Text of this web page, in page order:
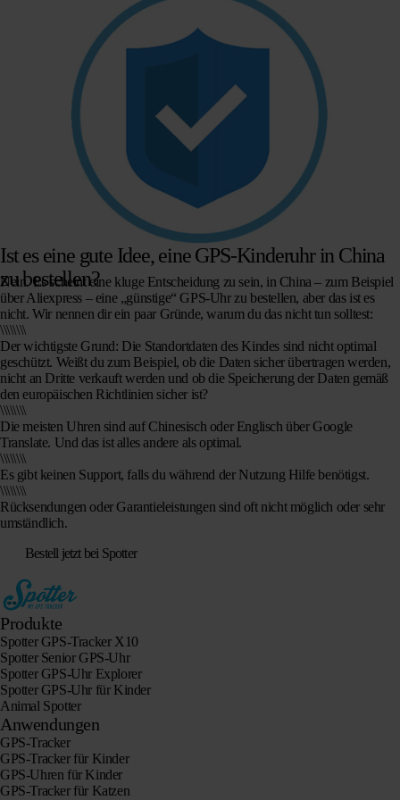
Ist es eine gute Idee, eine GPS-Kinderuhr in China
zu bestellen?
Nein. Es scheint eine kluge Entscheidung zu sein, in China – zum Beispiel
über Aliexpress – eine „günstige“ GPS-Uhr zu bestellen, aber das ist es
nicht. Wir nennen dir ein paar Gründe, warum du das nicht tun solltest:
\\\\\\\\
Der wichtigste Grund: Die Standortdaten des Kindes sind nicht optimal
geschützt. Weißt du zum Beispiel, ob die Daten sicher übertragen werden,
nicht an Dritte verkauft werden und ob die Speicherung der Daten gemäß
den europäischen Richtlinien sicher ist?
\\\\\\\\
Die meisten Uhren sind auf Chinesisch oder Englisch über Google
Translate. Und das ist alles andere als optimal.
\\\\\\\\
Es gibt keinen Support, falls du während der Nutzung Hilfe benötigst.
\\\\\\\\
Rücksendungen oder Garantieleistungen sind oft nicht möglich oder sehr
umständlich.
Bestell jetzt bei Spotter
Produkte
Spotter GPS-Tracker X10
Spotter Senior GPS-Uhr
Spotter GPS-Uhr Explorer
Spotter GPS-Uhr für Kinder
Animal Spotter
Anwendungen
GPS-Tracker
GPS-Tracker für Kinder
GPS-Uhren für Kinder
GPS-Tracker für Katzen